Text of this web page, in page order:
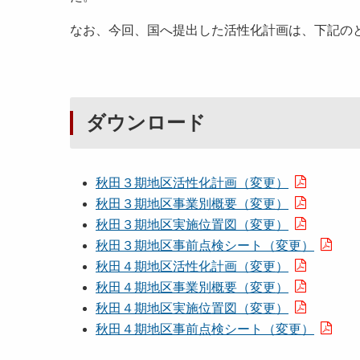
なお、今回、国へ提出した活性化計画は、下記の
ダウンロード
秋田３期地区活性化計画（変更）
秋田３期地区事業別概要（変更）
秋田３期地区実施位置図（変更）
秋田３期地区事前点検シート（変更）
秋田４期地区活性化計画（変更）
秋田４期地区事業別概要（変更）
秋田４期地区実施位置図（変更）
秋田４期地区事前点検シート（変更）